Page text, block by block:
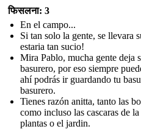
फिसलना: 3
En el campo...
Si tan solo la gente, se llevara
estaria tan sucio!
Mira Pablo, mucha gente deja
basurero, por eso siempre
ahí podrás ir guardando tu
basurero.
Tienes razón anitta, tanto las
como incluso las cascaras de
plantas o el jardin.